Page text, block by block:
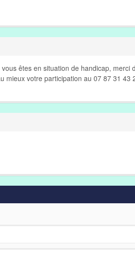
êtes en situation de handicap, merci
mieux votre participation au 07 87 31 43